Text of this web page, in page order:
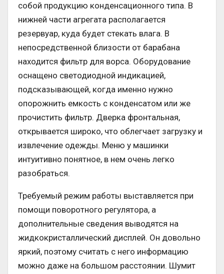
собой продукцию конденсационного типа. В
нижней части агрегата располагается
резервуар, куда будет стекать влага. В
непосредственной близости от барабана
находится фильтр для ворса. Оборудование
оснащено светодиодной индикацией,
подсказывающей, когда именно нужно
опорожнить емкость с конденсатом или же
прочистить фильтр. Дверка фронтальная,
открывается широко, что облегчает загрузку и
извлечение одежды. Меню у машинки
интуитивно понятное, в нем очень легко
разобраться.
Требуемый режим работы выставляется при
помощи поворотного регулятора, а
дополнительные сведения выводятся на
жидкокристаллический дисплей. Он довольно
яркий, поэтому считать с него информацию
можно даже на большом расстоянии. Шумит